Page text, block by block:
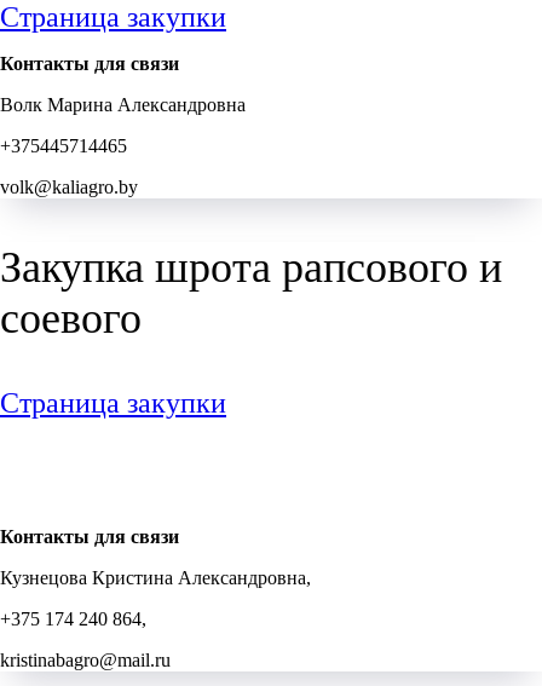
Страница закупки
Контакты для связи
Волк Марина Александровна
+375445714465
volk@kaliagro.by
Закупка шрота рапсового и
соевого
Страница закупки
Контакты для связи
Кузнецова Кристина Александровна,
+375 174 240 864,
kristinabagro@mail.ru